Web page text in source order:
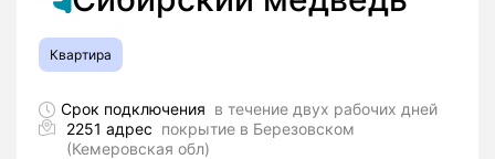
Квартира
Срок подключения в течение двух рабочих дней
2251 адрес покрытие в Березовском
(Кемеровская обл)